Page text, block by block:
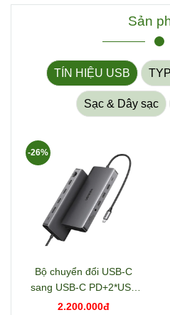
Sản
TÍN HIỆU USB
Sạc & Dây sạc
Bộ chuyển đổi USB-C
sang USB-C PD+2*USB
3.2+USB-C 3.2+2*USB
2.200.000đ
-26%